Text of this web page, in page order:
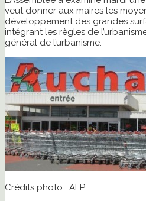
veut donner aux maires les
développement des grandes
intégrant les règles de
général de l’urbanisme.
Crédits photo : AFP